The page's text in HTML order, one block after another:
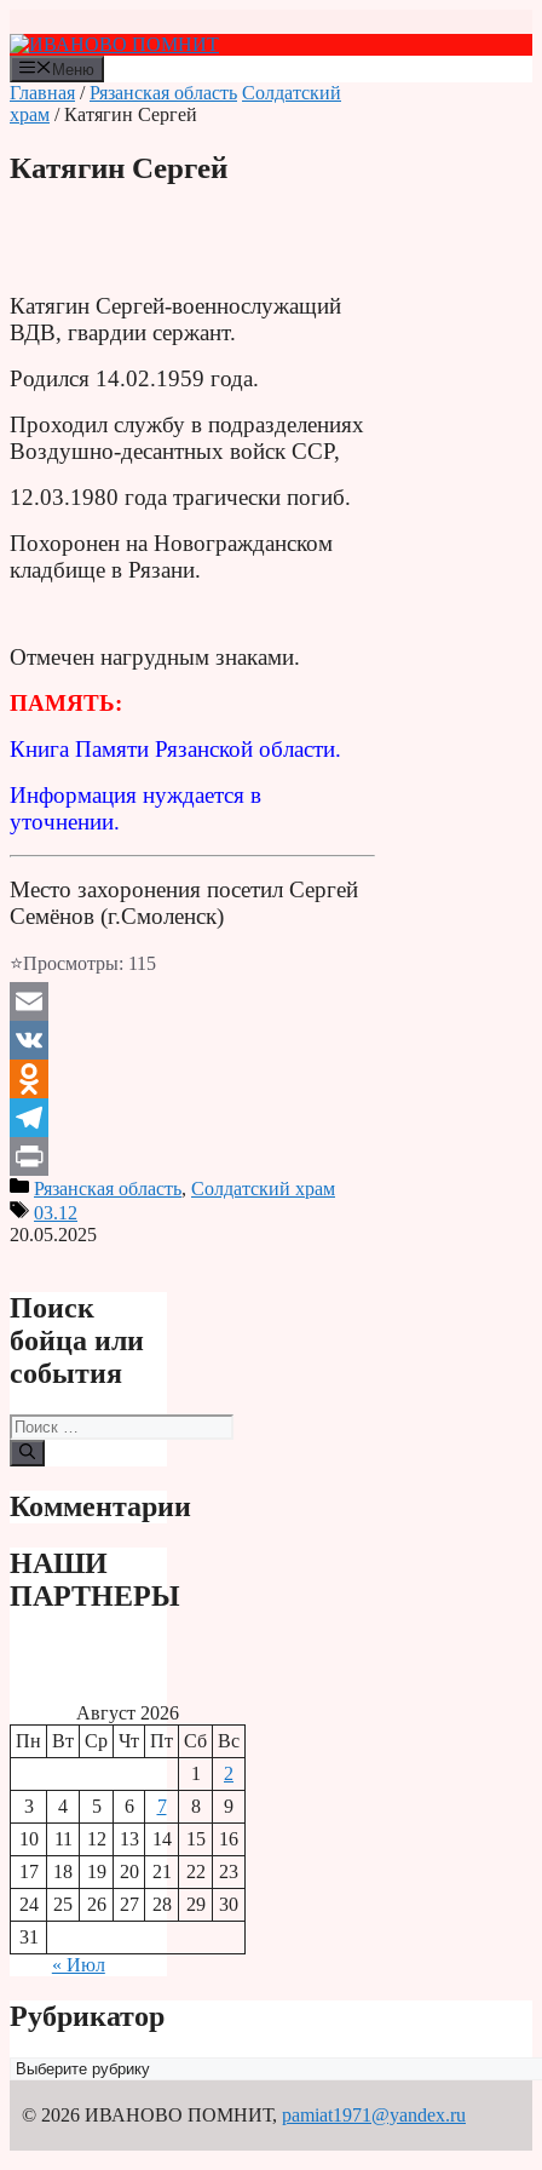
к
содержимому
Меню
Главная /Рязанская область Солдатский
храм / Катягин Сергей
Катягин Сергей
Катягин Сергей-военнослужащий
ВДВ, гвардии сержант.
Родился 14.02.1959 года.
Проходил службу в подразделениях
Воздушно-десантных войск ССР,
12.03.1980 года трагически погиб.
Похоронен на Новогражданском
кладбище в Рязани.
Отмечен нагрудным знаками.
ПАМЯТЬ:
Книга Памяти Рязанской области.
Информация нуждается в
уточнении.
Место захоронения посетил Сергей
Семёнов (г.Смоленск)
⭐Просмотры: 115
Email
VK
Odnoklassniki
Telegram
PrintРязанская область, Солдатский храм
03.12
20.05.2025
Поиск
бойца или
события
Поиск:
Комментарии
НАШИ
ПАРТНЕРЫ
Август 2026
Пн Вт Ср Чт Пт Сб Вс
1
2
3
4 5 6 7 8
9
10
11 12 13 14 15
16
17
18 19 20 21 22
23
24
25 26 27 28 29
30
31
« Июл
Рубрикатор
Рубрикатор
© 2026 ИВАНОВО ПОМНИТ, pamiat1971@yandex.ru